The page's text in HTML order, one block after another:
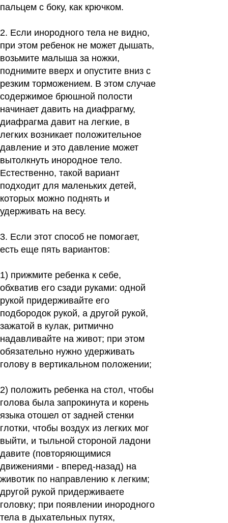
пальцем с боку, как крючком.
2. Если инородного тела не видно,
при этом ребенок не может дышать,
возьмите малыша за ножки,
поднимите вверх и опустите вниз с
резким торможением. В этом случае
содержимое брюшной полости
начинает давить на диафрагму,
диафрагма давит на легкие, в
легких возникает положительное
давление и это давление может
вытолкнуть инородное тело.
Естественно, такой вариант
подходит для маленьких детей,
которых можно поднять и
удерживать на весу.
3. Если этот способ не помогает,
есть еще пять вариантов:
1) прижмите ребенка к себе,
обхватив его сзади руками: одной
рукой придерживайте его
подбородок рукой, а другой рукой,
зажатой в кулак, ритмично
надавливайте на живот; при этом
обязательно нужно удерживать
голову в вертикальном положении;
2) положить ребенка на стол, чтобы
голова была запрокинута и корень
языка отошел от задней стенки
глотки, чтобы воздух из легких мог
выйти, и тыльной стороной ладони
давите (повторяющимися
движениями - вперед-назад) на
животик по направлению к легким;
другой рукой придерживаете
головку; при появлении инородного
тела в дыхательных путях,